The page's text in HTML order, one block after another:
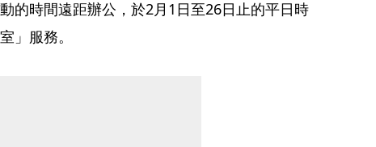
的時間遠距辦公，於2月1日至26日止的平日時
」服務。